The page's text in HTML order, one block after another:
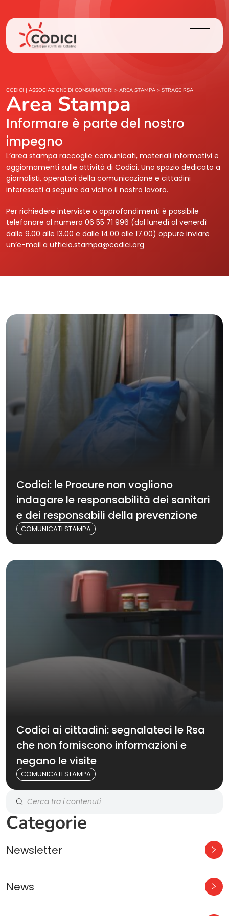
Chi Siamo
Cosa Facciamo
Area Stampa
Contatti
Login
CODICI | ASSOCIAZIONE DI CONSUMATORI > AREA STAMPA > STRAGE RSA
Area Stampa
Informare è parte del nostro
impegno
L’area stampa raccoglie comunicati, materiali informativi e
aggiornamenti sulle attività di Codici. Uno spazio dedicato a
giornalisti, operatori della comunicazione e cittadini
interessati a seguire da vicino il nostro lavoro.
Per richiedere interviste o approfondimenti è possibile
telefonare al numero 06 55 71 996 (dal lunedì al venerdì
dalle 9.00 alle 13.00 e dalle 14.00 alle 17.00) oppure inviare
un’e-mail a ufficio.stampa@codici.org
Codici: le Procure non vogliono
indagare le responsabilità dei sanitari
e dei responsabili della prevenzione
COMUNICATI STAMPA
Codici ai cittadini: segnalateci le Rsa
che non forniscono informazioni e
negano le visite
COMUNICATI STAMPA
Categorie
Newsletter
News